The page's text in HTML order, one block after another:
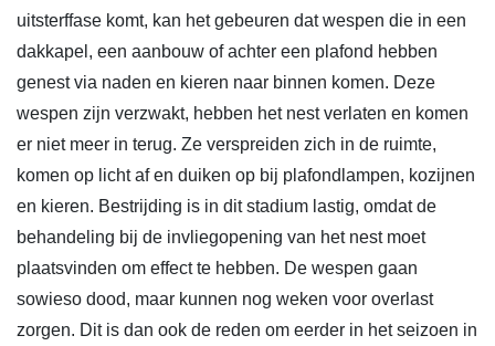
uitsterffase komt, kan het gebeuren dat wespen die in een
dakkapel, een aanbouw of achter een plafond hebben
genest via naden en kieren naar binnen komen. Deze
wespen zijn verzwakt, hebben het nest verlaten en komen
er niet meer in terug. Ze verspreiden zich in de ruimte,
komen op licht af en duiken op bij plafondlampen, kozijnen
en kieren. Bestrijding is in dit stadium lastig, omdat de
behandeling bij de invliegopening van het nest moet
plaatsvinden om effect te hebben. De wespen gaan
sowieso dood, maar kunnen nog weken voor overlast
zorgen. Dit is dan ook de reden om eerder in het seizoen in